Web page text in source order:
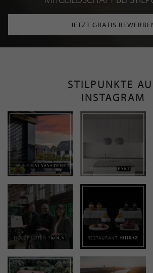
JETZT GRATIS
STILPUNKTE
INSTAGRAM